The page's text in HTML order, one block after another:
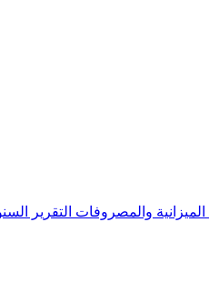
الميزانية والمصروفات التقرير